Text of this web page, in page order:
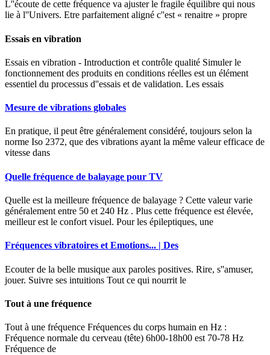
L''écoute de cette fréquence va ajuster le fragile équilibre qui nous
lie à l''Univers. Etre parfaitement aligné c''est « renaitre » propre
Essais en vibration
Essais en vibration - Introduction et contrôle qualité Simuler le
fonctionnement des produits en conditions réelles est un élément
essentiel du processus d''essais et de validation. Les essais
Mesure de vibrations globales
En pratique, il peut être généralement considéré, toujours selon la
norme Iso 2372, que des vibrations ayant la même valeur efficace de
vitesse dans
Quelle fréquence de balayage pour TV
Quelle est la meilleure fréquence de balayage ? Cette valeur varie
généralement entre 50 et 240 Hz . Plus cette fréquence est élevée,
meilleur est le confort visuel. Pour les épileptiques, une
Fréquences vibratoires et Emotions... | Des
Ecouter de la belle musique aux paroles positives. Rire, s''amuser,
jouer. Suivre ses intuitions Tout ce qui nourrit le
Tout à une fréquence
Tout à une fréquence Fréquences du corps humain en Hz :
Fréquence normale du cerveau (tête) 6h00-18h00 est 70-78 Hz
Fréquence de